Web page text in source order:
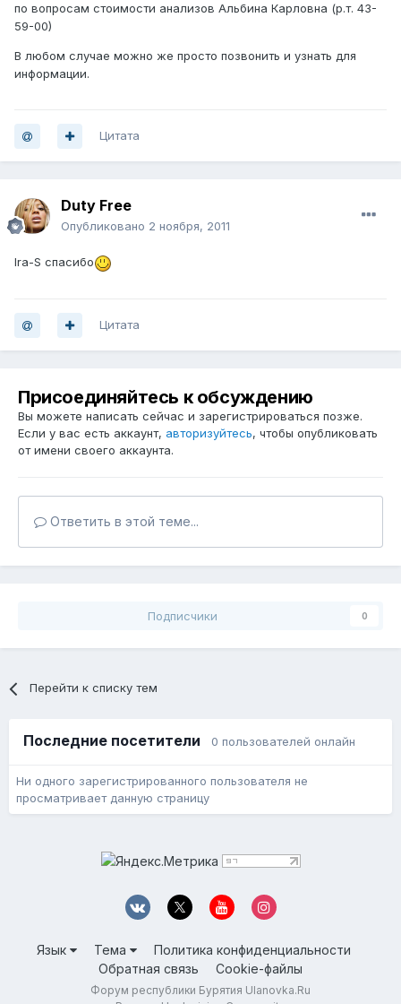
по вопросам стоимости анализов Альбина Карловна (р.т. 43-
59-00)
В любом случае можно же просто позвонить и узнать для
информации.
Цитата
Duty Free
Опубликовано 2 ноября, 2011
Ira-S спасибо
Цитата
Присоединяйтесь к обсуждению
Вы можете написать сейчас и зарегистрироваться позже.
Если у вас есть аккаунт, авторизуйтесь, чтобы опубликовать
от имени своего аккаунта.
Ответить в этой теме...
Подписчики 0
Перейти к списку тем
Последние посетители 0 пользователей онлайн
Ни одного зарегистрированного пользователя не
просматривает данную страницу
Язык Тема
Политика конфиденциальности
Обратная связь
Cookie-файлы
Форум республики Бурятия Ulanovka.Ru